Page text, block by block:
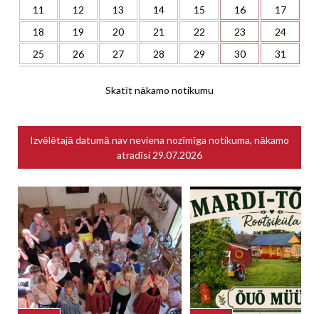
11
12 13 14 15 16
17
18
19 20 21 22 23
24
25
26 27 28 29 30 31
Skatīt nākamo notikumu
Izvēlētajā datumā nav neviena nozīmīga notikuma, nākamo
atradīsi 29.07.2026